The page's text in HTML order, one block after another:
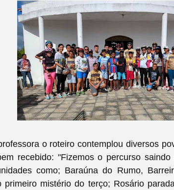
o roteiro contemplou diversos
recebido: "Fizemos o percurso
como; Baraúna do Rumo,
primeiro mistério do terço; Rosário